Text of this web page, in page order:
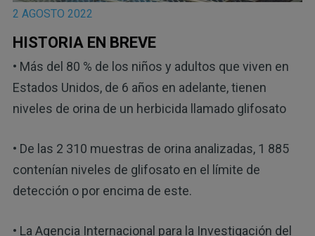
2 AGOSTO 2022
HISTORIA EN BREVE
• Más del 80 % de los niños y adultos que viven en
Estados Unidos, de 6 años en adelante, tienen
niveles de orina de un herbicida llamado glifosato
• De las 2 310 muestras de orina analizadas, 1 885
contenían niveles de glifosato en el límite de
detección o por encima de este.
• La Agencia Internacional para la Investigación del